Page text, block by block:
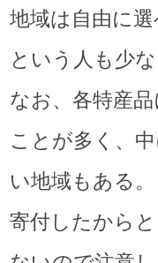
地域は自由に
という人も少
なお、各特産
ことが多く、
い地域もある。
寄付したから